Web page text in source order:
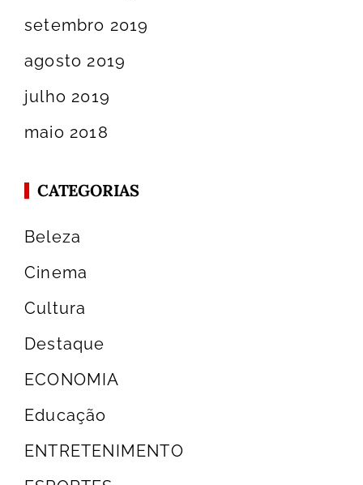
setembro 2019
agosto 2019
julho 2019
maio 2018
CATEGORIAS
Beleza
Cinema
Cultura
Destaque
ECONOMIA
Educação
ENTRETENIMENTO